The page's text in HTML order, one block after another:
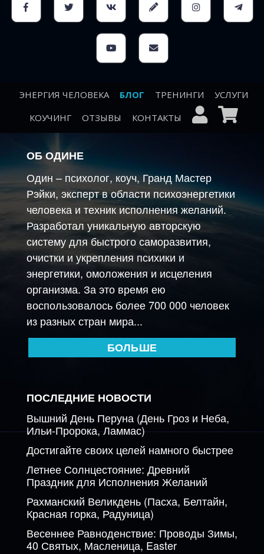
ЭНЕРГИЯ ЧЕЛОВЕКА БЛОГ ТРЕНИНГИ
УСЛУГИ
КОУЧИНГ
ОТЗЫВЫ КОНТАКТЫ
ОБ ОДИНЕ
Один – психолог, коуч, Гранд Мастер
Рэйки, эксперт в области психоэнергетики
человека и техник исполнения желаний.
Разработал уникальную авторскую
систему для быстрого саморазвития,
очистки и укрепления психики и
энергетики, омоложения и исцеления
организма. За это время ею
воспользовалось более 700 000 человек
из разных стран мира...
БОЛЬШЕ
ПОСЛЕДНИЕ НОВОСТИ
Вышний День Перуна (День Гроз и Неба,
Ильи-Пророка, Ламмас)
Достигайте своих целей намного быстрее
Летнее Солнцестояние: Древний
Праздник для Исполнения Желаний
Рахманский Великдень (Пасха, Белтайн,
Красная горка, Радуница)
Весеннее Равноденствие: Проводы Зимы,
40 Святых, Масленица, Easter